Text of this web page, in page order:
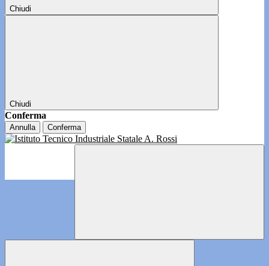
Chiudi
Chiudi
Conferma
Annulla Conferma